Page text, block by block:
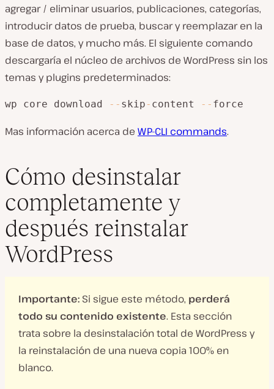
agregar / eliminar usuarios, publicaciones, categorías,
introducir datos de prueba, buscar y reemplazar en la
base de datos, y mucho más. El siguiente comando
descargaría el núcleo de archivos de WordPress sin los
temas y plugins predeterminados:
wp core download -- skip- content -- force
Mas información acerca de WP-CLI commands.
Cómo desinstalar
completamente y
después reinstalar
WordPress
Importante: Si sigue este método, perderá
todo su contenido existente. Esta sección
trata sobre la desinstalación total de WordPress y
la reinstalación de una nueva copia 100% en
blanco.